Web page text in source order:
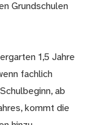
Grundschulen
1,5 Jahre
fachlich
ab
kommt die